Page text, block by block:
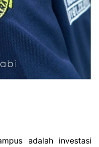
adalah investasi